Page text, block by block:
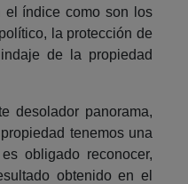
el índice como son los
la protección de
de la propiedad
desolador panorama,
tenemos una
obligado reconocer,
obtenido en el